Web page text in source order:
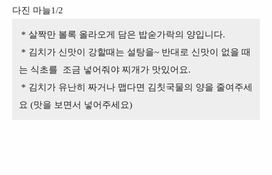
다진 마늘1/2
* 살짝만 볼록 올라오게 담은 밥숟가락의 양입니다.
* 김치가 신맛이 강할때는 설탕을~ 반대로 신맛이 없을 때
는 식초를 조금 넣어줘야 찌개가 맛있어요.
* 김치가 유난히 짜거나 맵다면 김칫국물의 양을 줄여주세
요 (맛을 보면서 넣어주세요)